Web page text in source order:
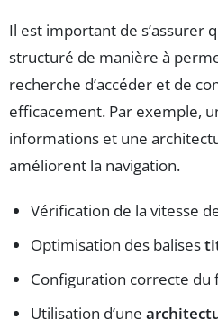
Il est important de s’assurer
structuré de manière à
recherche d’accéder et de
efficacement. Par exemple,
informations et une
améliorent la navigation.
Vérification de la vitesse
Optimisation des balises
Configuration correcte du
Utilisation d’une